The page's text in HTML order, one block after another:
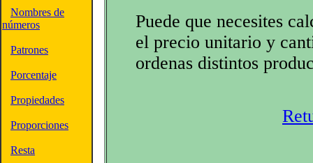
Nombres de
números
Patrones
Porcentaje
Propiedades
Proporciones
Resta
Puede que necesites
el precio unitario y
ordenas distintos